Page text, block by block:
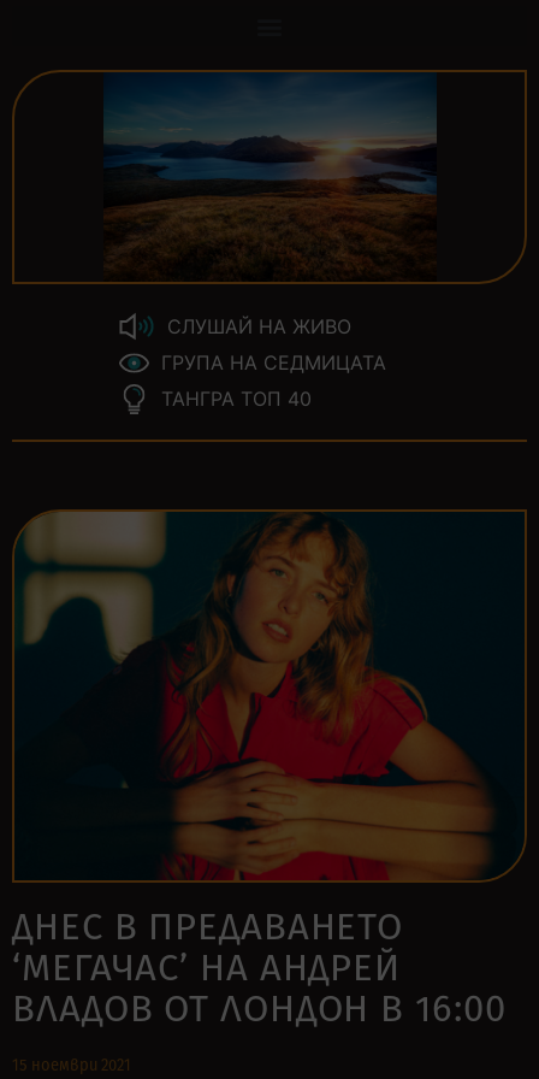
СЛУШАЙ НА ЖИВО
ГРУПА НА СЕДМИЦАТА
ТАНГРА ТОП 40
ДНЕС В ПРЕДАВАНЕТО
‘МЕГАЧАС’ НА АНДРЕЙ
ВЛАДОВ ОТ ЛОНДОН В 16:00
15 ноември 2021